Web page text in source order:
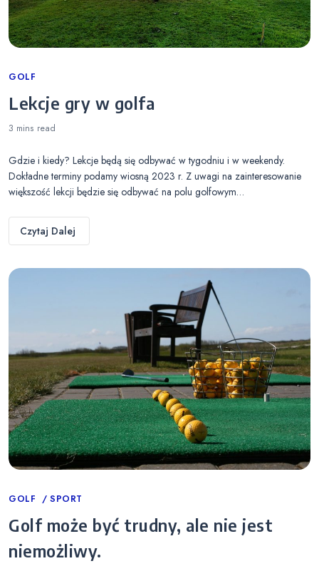
Categories
GOLF
Lekcje gry w golfa
3 mins read
Gdzie i kiedy? Lekcje będą się odbywać w tygodniu i w weekendy.
Dokładne terminy podamy wiosną 2023 r. Z uwagi na zainteresowanie
większość lekcji będzie się odbywać na polu golfowym…
Czytaj Dalej
Categories
GOLF SPORT
Golf może być trudny, ale nie jest
niemożliwy.